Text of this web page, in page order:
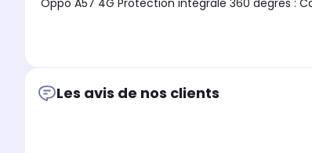
Les avis de nos clients